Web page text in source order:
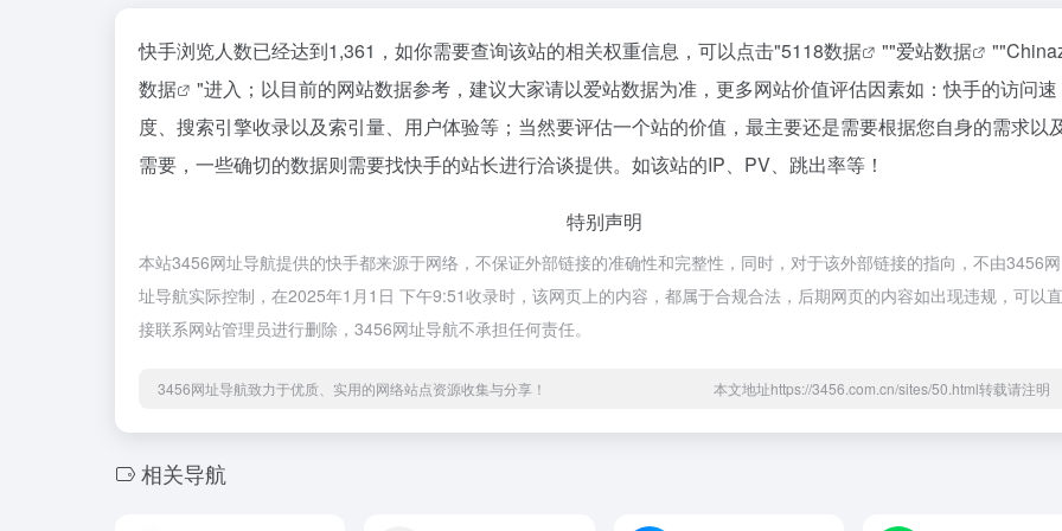
快手浏览人数已经达到1,361，如你需要查询该站的相关权重信息，可以点击"5118数据 ""爱站数据 ""
数据
"进入；以目前的网站数据参考，建议大家请以爱站数据为准，更多网站价值评估因素如：快手的访问速
度、搜索引擎收录以及索引量、用户体验等；当然要评估一个站的价值，最主要还是需要根据您自身的需求以
需要，一些确切的数据则需要找快手的站长进行洽谈提供。如该站的IP、PV、跳出率等！
特别声明
本站3456网址导航提供的快手都来源于网络，不保证外部链接的准确性和完整性，同时，对于该外部链接的指向，不由3456网
址导航实际控制，在2025年1月1日 下午9:51收录时，该网页上的内容，都属于合规合法，后期网页的内容如出现违规，可以直
接联系网站管理员进行删除，3456网址导航不承担任何责任。
3456网址导航致力于优质、实用的网络站点资源收集与分享！ 本文地址https://3456.com.cn/sites/50.html转载请注明
相关导航